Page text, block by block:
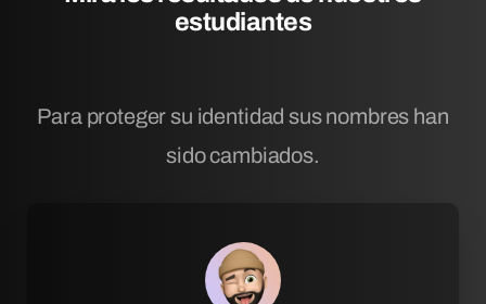
estudiantes
Para proteger su identidad sus nombres han
sido cambiados.